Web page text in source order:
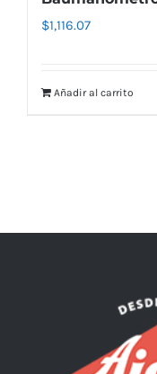
$1,116.07
Añadir al carrito